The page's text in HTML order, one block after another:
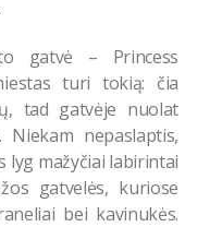
gatvė – Princess
turi tokią: čia
tad gatvėje nuolat
Niekam nepaslaptis,
lyg mažyčiai labirintai
gatvelės, kuriose
bei kavinukės.